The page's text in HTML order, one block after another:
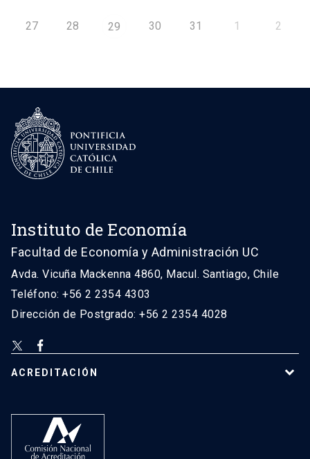
27 28 29 30 31 1 2
Instituto de Economía
Facultad de Economía y Administración UC
Avda. Vicuña Mackenna 4860, Macul. Santiago, Chile
Teléfono: +56 2 2354 4303
Dirección de Postgrado: +56 2 2354 4028
ACREDITACIÓN